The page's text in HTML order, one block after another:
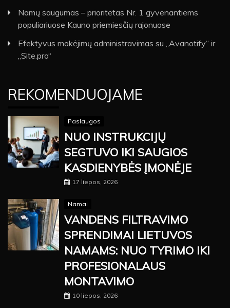
Namų saugumas – prioritetas Nr. 1 gyvenantiems
populiariuose Kauno priemiesčių rajonuose
Efektyvus mokėjimų administravimas su „Avanotify“ ir
„Site.pro“
REKOMENDUOJAME
Paslaugos
NUO INSTRUKCIJŲ
SEGTUVO IKI SAUGIOS
KASDIENYBĖS ĮMONĖJE
17 liepos, 2026
Namai
VANDENS FILTRAVIMO
SPRENDIMAI LIETUVOS
NAMAMS: NUO TYRIMO IKI
PROFESIONALAUS
MONTAVIMO
10 liepos, 2026